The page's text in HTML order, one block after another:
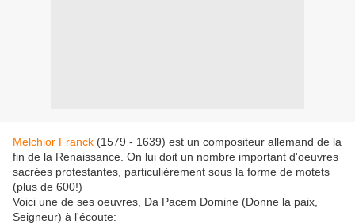
Melchior Franck (1579 - 1639) est un compositeur allemand de la
fin de la Renaissance. On lui doit un nombre important d'oeuvres
sacrées protestantes, particulièrement sous la forme de motets
(plus de 600!)
Voici une de ses oeuvres, Da Pacem Domine (Donne la paix,
Seigneur) à l'écoute: